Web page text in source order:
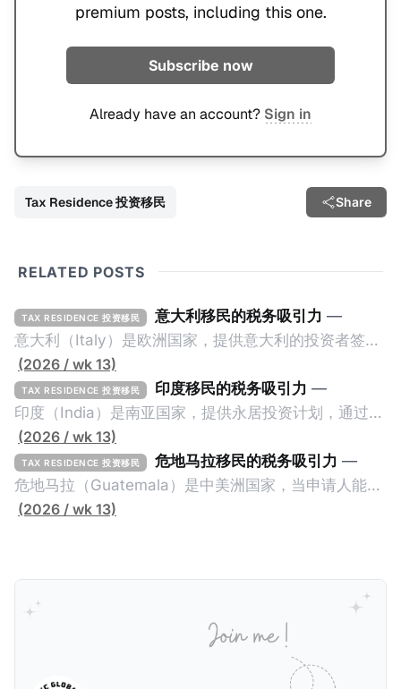
premium posts, including this one.
Subscribe now
Already have an account? Sign in
Tax Residence 投资移民 Share
RELATED POSTS
TAX RESIDENCE 投资移民 意大利移民的税务吸引力 —
意大利（Italy）是欧洲国家，提供意大利的投资者签证
计划。申请人必须满足至少以下一项标准才能获得两年
投资者签证： * 投资200万欧元意大利政府债券； * 投
资50万欧元意大利股票； * 投资25万欧元于创新初创
企业；或 * 向意大利公共利益项目捐赠100万欧元。 当
投资者在居留许可证有效期的两年内保持投资，则可以
在居留证到期日前至少60天申请续签3年。当投资者经
过五年的实际居留（每年在意大利停留270天），申请
吸引力吗？我们来看看：
(2026 / wk 13)
TAX RESIDENCE 投资移民 印度移民的税务吸引力 —
印度（India）是南亚国家，提供永居投资计划，通过满
足特定的标准获得居留权。印度的永居投资计划要求申
请人透过外国直接投资（FDI）途径投资印度： * 申请
人必须在18个月内投资至少1亿卢比（约合773万人民
币）或36个月内投资至少2.5亿卢比（约合1933万人民
的财务能力和专业知识； * 申请人必须在印度就业务注
册公司，并提供公司注册证书和注册企业的介绍/支持信
并提供有关投资将如何为印度经济做出贡献的详细计
(2026 / wk 13)
TAX RESIDENCE 投资移民 危地马拉移民的税务吸引力 —
危地马拉（Guatemala）是中美洲国家，当申请人能够
证明被动收入或养老金收入，那么可以申请永久居留计
增加300美元（折合约人民币2千）。 申请人提交材料
包括：申请表、护照、无犯罪证明，以及最后一次进入
危地马拉的证明，且材料必须公证并翻译成西班牙语。
在危地马拉居住至少五年、具备流利西班牙语、对当地
历史文化有认识，就可以入籍成为危地马拉公民。 那
(2026 / wk 13)